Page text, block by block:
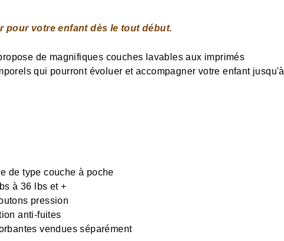
pour votre enfant dès le tout début.
de magnifiques couches lavables aux imprimés
qui pourront évoluer et accompagner votre enfant jusqu'à
de type couche à poche
à 36 lbs et +
pression
anti-fuites
vendues séparément